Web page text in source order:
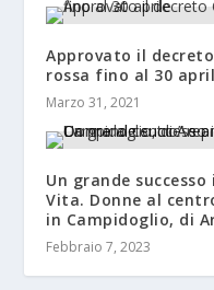
Approvato il
rossa fino al 30
Marzo 31, 2021
Un grande
Vita. Donne al
in Campidoglio, di
Febbraio 7, 2023